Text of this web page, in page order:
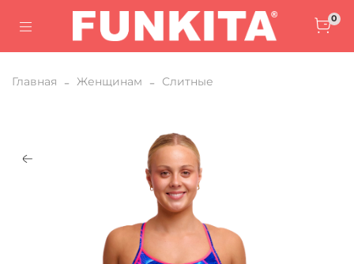
0
Главная Женщинам Слитные